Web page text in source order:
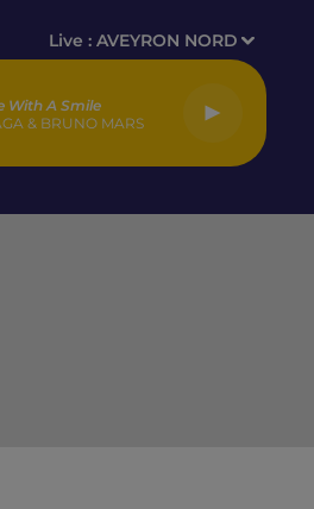
Live :AVEYRON NORD
With A Smile
& BRUNO MARS